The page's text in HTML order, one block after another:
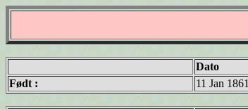
Dato
Født :
11 Jan 1861